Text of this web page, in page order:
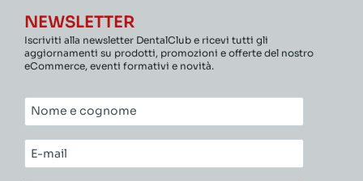
NEWSLETTER
Iscriviti alla newsletter DentalClub e ricevi tutti gli
aggiornamenti su prodotti, promozioni e offerte del nostro
eCommerce, eventi formativi e novità.
Nome
e
cognome*
E-
mail*